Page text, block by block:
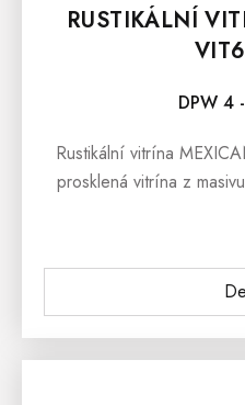
RUSTIKÁLNÍ
DPW 4
Rustikální vitrína
prosklená vitrína z